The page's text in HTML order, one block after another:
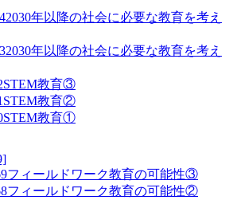
2030年以降の社会に必要な教育を考え
2030年以降の社会に必要な教育を考え
STEM教育③
STEM教育②
STEM教育①
フィールドワーク教育の可能性③
フィールドワーク教育の可能性②